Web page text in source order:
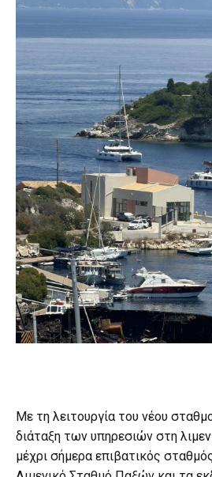
Με τη λειτουργία του νέου
διάταξη των υπηρεσιών στη
μέχρι σήμερα επιβατικός